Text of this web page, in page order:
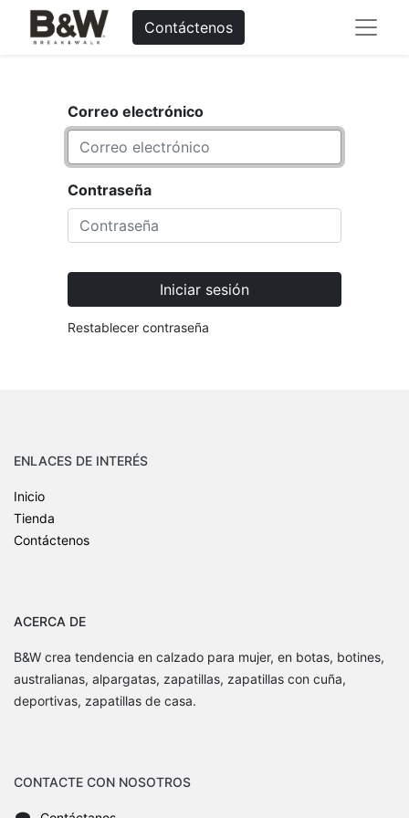
Contáctenos
Correo electrónico
Contraseña
Iniciar sesión
Restablecer contraseña
ENLACES DE INTERÉS
Inicio
Tienda
Contáctenos
ACERCA DE
B&W crea tendencia en calzado para mujer, en botas, botines,
australianas, alpargatas, zapatillas, zapatillas con cuña,
deportivas, zapatillas de casa.
CONTACTE CON NOSOTROS